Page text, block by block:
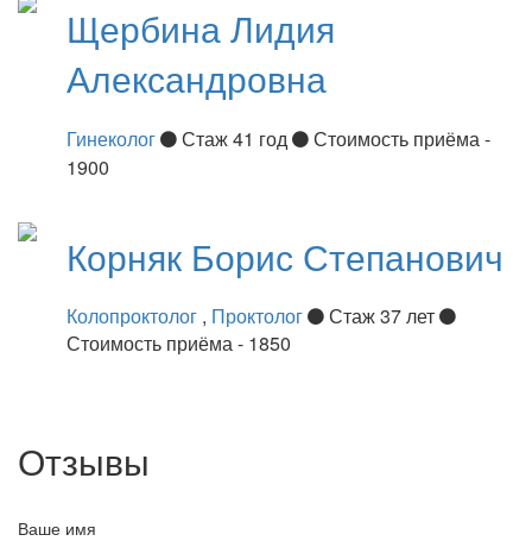
ЩербинаЛидия
Александровна
Гинеколог Стаж 41 год
Стоимость приёма -
1900
Корняк Борис Степанович
Колопроктолог , Проктолог
Стаж 37 лет
Стоимость приёма - 1850
Отзывы
Ваше имя